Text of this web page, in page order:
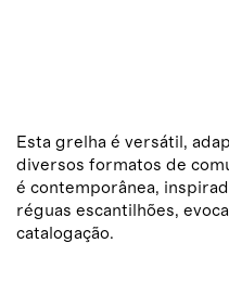
Esta grelha é versátil,
diversos formatos de
é contemporânea,
réguas escantilhões,
catalogação.